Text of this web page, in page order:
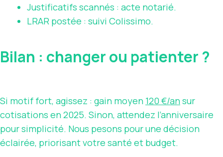
Justificatifs scannés : acte notarié.
LRAR postée : suivi Colissimo.
Bilan : changer ou patienter ?
Si motif fort, agissez : gain moyen 120 €/ansur
cotisations en 2025. Sinon, attendez l’anniversaire
pour simplicité. Nous pesons pour une décision
éclairée, priorisant votre santé et budget.